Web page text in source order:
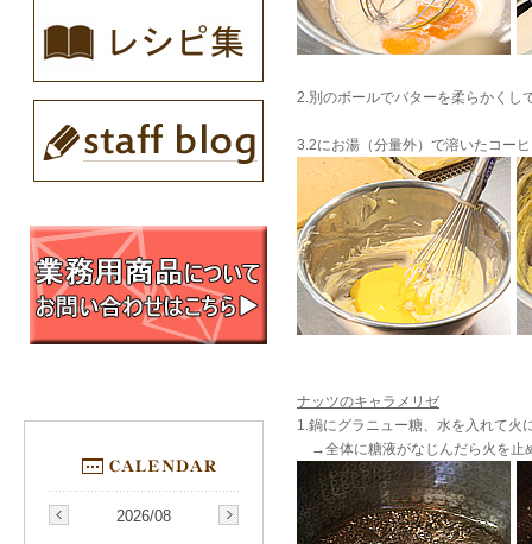
2.別のボールでバターを柔らかく
3.2にお湯（分量外）で溶いたコー
ナッツのキャラメリゼ
1.鍋にグラニュー糖、水を入れて火
→全体に糖液がなじんだら火を止
2026/08